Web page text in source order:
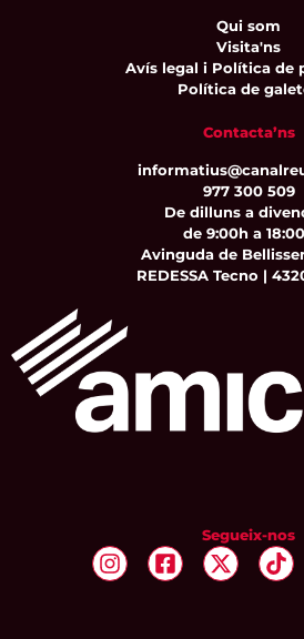
Qui som
Visita'ns
Avís legal i Política de
Política de
Contacta’ns
977 300 509
De dilluns a
de 9:00h a
Avinguda de
REDESSA Tecno |
Segueix-nos